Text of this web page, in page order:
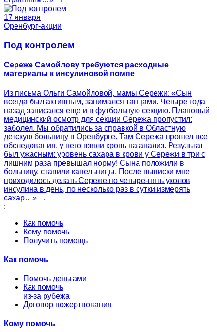
17 января
Оренбург-акции
Под контролем
Сереже Самойлову требуются расходные
материалы к инсулиновой помпе
Из письма Ольги Самойловой, мамы Сережи: «Сын
всегда был активным, занимался танцами. Четыре года
назад записался еще и в футбольную секцию. Плановый
медицинский осмотр для секции Сережа пропустил:
заболел. Мы обратились за справкой в Областную
детскую больницу в Оренбурге. Там Сережа прошел все
обследования, у него взяли кровь на анализ. Результат
был ужасным: уровень сахара в крови у Сережи в три с
лишним раза превышал норму! Сына положили в
больницу, ставили капельницы. После выписки мне
приходилось делать Сереже по четыре-пять уколов
инсулина в день, по несколько раз в сутки измерять
сахар…» →
;
Как помочь
Кому помочь
Получить помощь
Как помочь
Помочь деньгами
Как помочь
из-за рубежа
Договор пожертвования
Кому помочь